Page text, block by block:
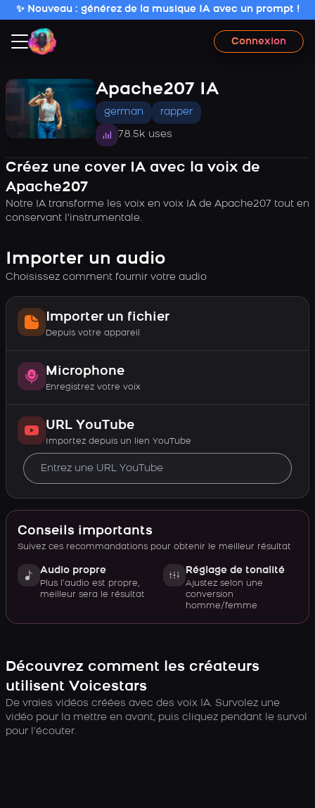
✨ Nouveau : générez de la musique IA avec un prompt !
Connexion
Apache207 IA
german rapper
78.5k uses
Créez une cover IA avec la voix de
Apache207
Notre IA transforme les voix en voix IA de Apache207 tout en
conservant l’instrumentale.
Importer un audio
Choisissez comment fournir votre audio
Importer un fichier
Depuis votre appareil
Microphone
Enregistrez votre voix
URL YouTube
Importez depuis un lien YouTube
Conseils importants
Suivez ces recommandations pour obtenir le meilleur résultat
Audio propre
Plus l’audio est propre,
meilleur sera le résultat
Réglage de tonalité
Ajustez selon une
conversion
homme/femme
Découvrez comment les créateurs
utilisent Voicestars
De vraies vidéos créées avec des voix IA. Survolez une
vidéo pour la mettre en avant, puis cliquez pendant le survol
pour l’écouter.